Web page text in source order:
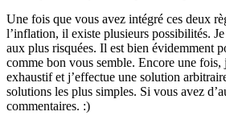
Une fois que vous avez intégré ces deux
l’inflation, il existe plusieurs possibilités.
aux plus risquées. Il est bien évidemment
comme bon vous semble. Encore une fois,
exhaustif et j’effectue une solution
solutions les plus simples. Si vous avez
commentaires. :)